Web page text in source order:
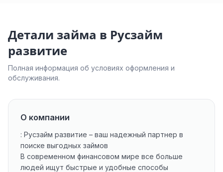
Детали займа в Русзайм
развитие
Полная информация об условиях оформления и
обслуживания.
О компании
: Русзайм развитие – ваш надежный партнер в
поиске выгодных займов
В современном финансовом мире все больше
людей ищут быстрые и удобные способы